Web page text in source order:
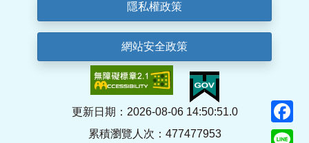
隱私權政策
網站安全政策
更新日期：2026-08-06 14:50:51.0
累積瀏覽人次：477477953